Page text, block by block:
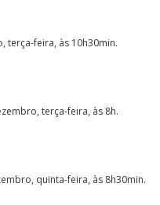
terça-feira, às 10h30min.
terça-feira, às 8h.
quinta-feira, às 8h30min.